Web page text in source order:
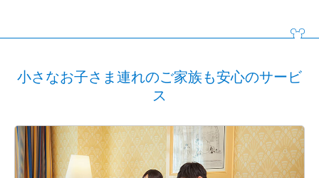
小さなお子さま連れのご家族も安心のサービ
ス